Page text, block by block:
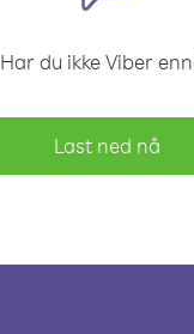
Har du ikke Viber
Last ned nå